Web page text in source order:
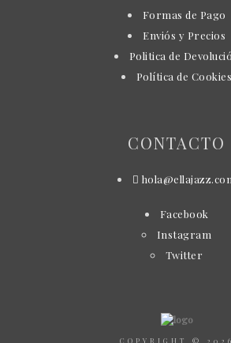
Formas de Pago
Enviós y Precios
Politica de
Política de Cookies
CONTACTO
Facebook
Instagram
Twitter
COPYRIGHT © 2026